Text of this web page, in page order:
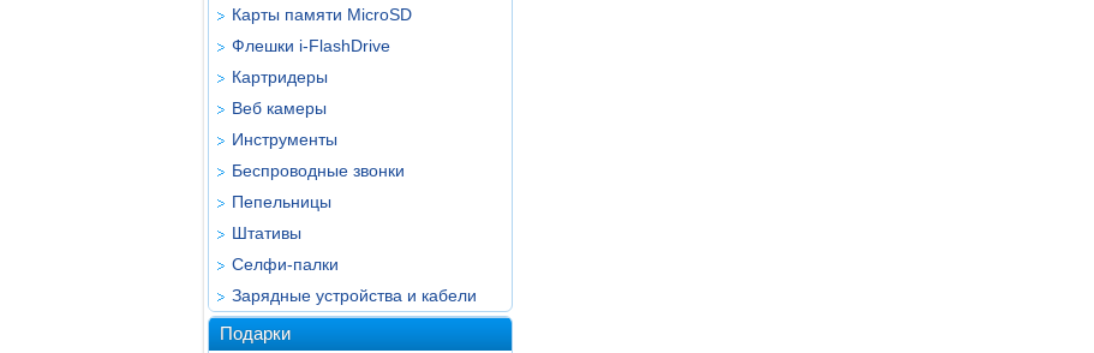
Карты памяти MicroSD
Флешки i-FlashDrive
Картридеры
Веб камеры
Инструменты
Беспроводные звонки
Пепельницы
Штативы
Селфи-палки
Зарядные устройства и кабели
Подарки